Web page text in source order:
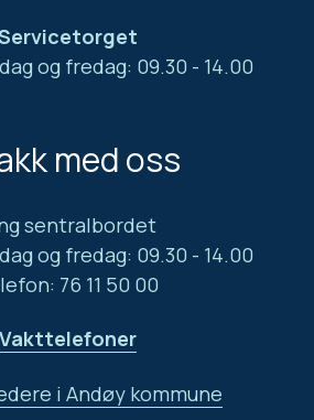
og fredag: 09.30 - 14.00
med oss
sentralbordet
og fredag: 09.30 - 14.00
76 11 50 00
Vakttelefoner
i Andøy kommune